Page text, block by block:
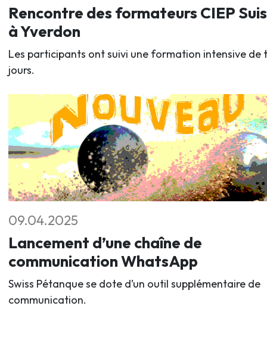
Rencontre des formateurs CIEP
à Yverdon
Les participants ont suivi une formation intensive de
jours.
09.04.2025
Lancement d’une chaîne de
communication WhatsApp
Swiss Pétanque se dote d’un outil supplémentaire de
communication.